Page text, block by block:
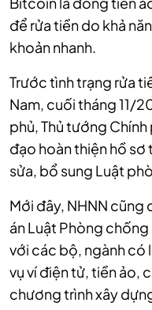
để rửa tiền do khả
khoản nhanh.
Trước tình trạng rửa
Nam, cuối tháng 11/
phủ, Thủ tướng Chính
đạo hoàn thiện hồ sơ
sửa, bổ sung Luật
Mới đây, NHNN
án Luật Phòng
với các bộ, ngành có
vụ ví điện tử, tiền ảo,
chương trình xây